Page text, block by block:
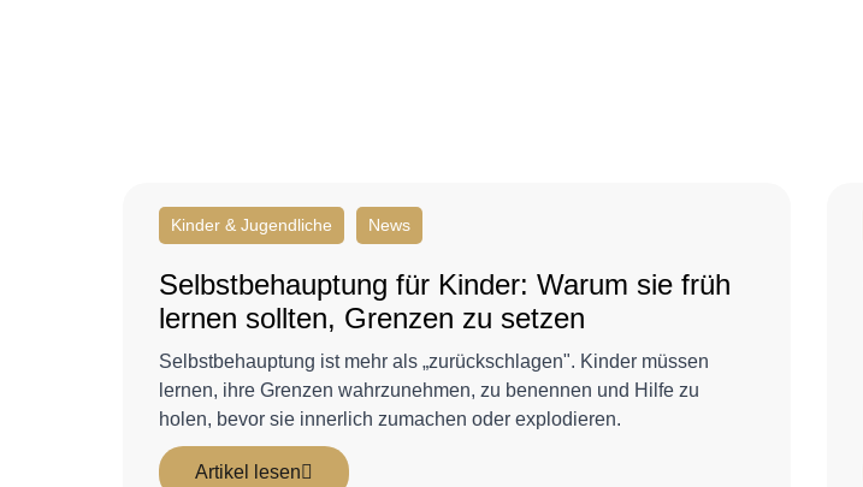
Kinder & Jugendliche News
Selbstbehauptung für Kinder: Warum sie früh
lernen sollten, Grenzen zu setzen
Selbstbehauptung ist mehr als „zurückschlagen". Kinder müssen
lernen, ihre Grenzen wahrzunehmen, zu benennen und Hilfe zu
holen, bevor sie innerlich zumachen oder explodieren.
Artikel lesen